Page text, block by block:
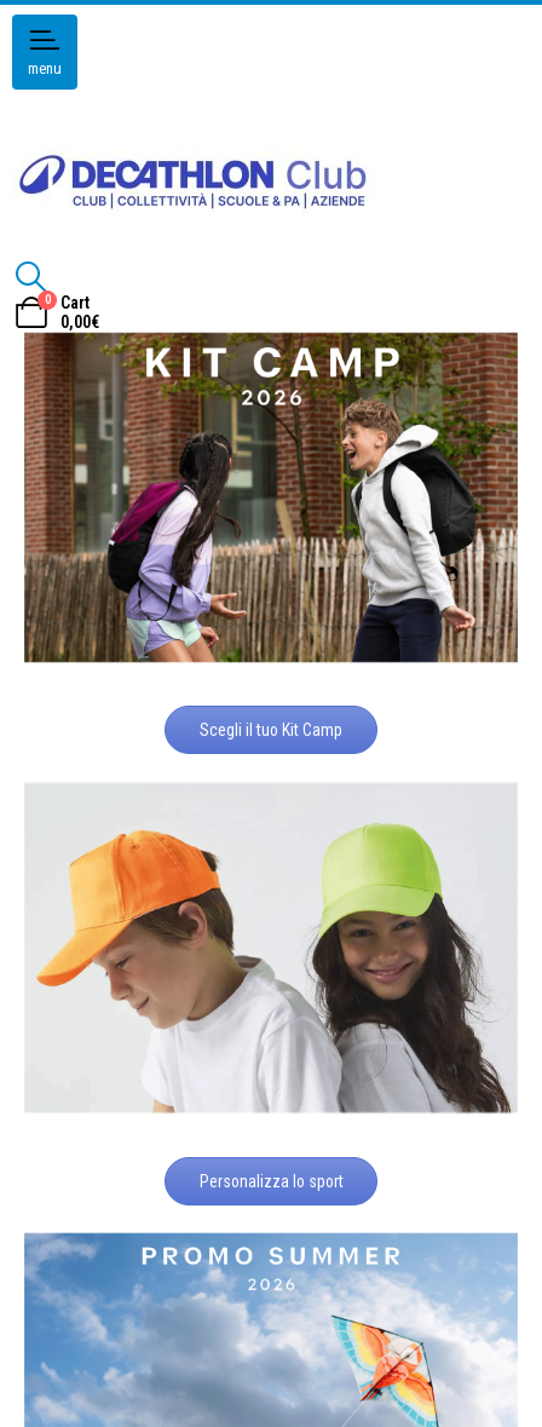
menu
0
Cart
0,00€
Scegli il tuo Kit Camp
Personalizza lo sport